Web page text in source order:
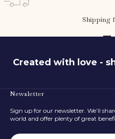
What is the
80cm
Shipping
Created with love -
Newsletter
Sign up for our newsletter. We’ll
world and offer plenty of great